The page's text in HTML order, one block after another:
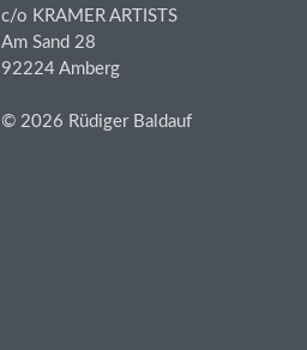
c/o KRAMER ARTISTS
Am Sand 28
92224 Amberg
© 2026 Rüdiger Baldauf